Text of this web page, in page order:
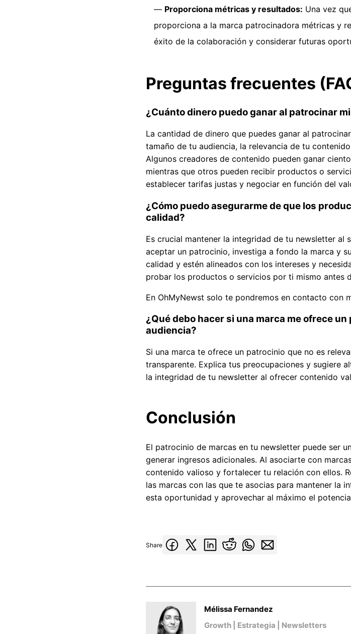
Proporciona métricas y resultados: Una vez
proporciona a la marca patrocinadora métricas y
éxito de la colaboración y considerar futuras
Preguntas frecuentes
¿Cuánto dinero puedo ganar al patrocinar
La cantidad de dinero que puedes ganar al
tamaño de tu audiencia, la relevancia de tu
Algunos creadores de contenido pueden ganar
mientras que otros pueden recibir productos o
establecer tarifas justas y negociar en función del
¿Cómo puedo asegurarme de que los
calidad?
Es crucial mantener la integridad de tu newsletter al
aceptar un patrocinio, investiga a fondo la marca y
calidad y estén alineados con los intereses y
probar los productos o servicios por ti mismo antes
En OhMyNewst solo te pondremos en contacto con
¿Qué debo hacer si una marca me ofrece
audiencia?
Si una marca te ofrece un patrocinio que no es
transparente. Explica tus preocupaciones y sugiere
la integridad de tu newsletter al ofrecer contenido
Conclusión
El patrocinio de marcas en tu newsletter puede ser
generar ingresos adicionales. Al asociarte con
contenido valioso y fortalecer tu relación con ellos.
las marcas con las que te asocias para mantener la
esta oportunidad y aprovechar al máximo el
Share
Mélissa Fernandez
Growth | Estrategia | Newsletters